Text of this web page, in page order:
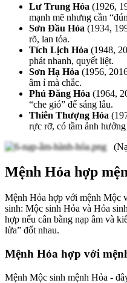
Lư Trung Hỏa (1926,
mạnh mẽ nhưng cần
Sơn Đầu Hỏa (1934,
rõ, lan tỏa.
Tích Lịch Hỏa (1948,
phát nhanh, quyết liệt.
Sơn Hạ Hỏa (1956,
âm ỉ mà chắc.
Phú Đăng Hỏa (1964,
“che gió” để sáng lâu.
Thiên Thượng Hỏa
rực rỡ, có tầm ảnh
Mệnh Hỏa hợp
Mệnh Hỏa hợp với mệnh Mộc
sinh: Mộc sinh Hỏa và Hỏa
hợp nếu cân bằng nạp âm và
lửa” đốt nhau.
Mệnh Hỏa hợp với
Mệnh Mộc sinh mệnh Hỏa -